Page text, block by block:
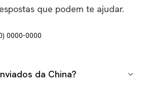
que podem te ajudar.
0000-0000
da China?